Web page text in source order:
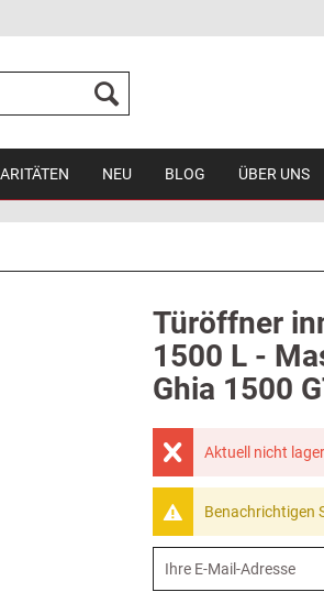
NEU BLOG ÜBER UNS
Türöffner
1500 L -
Ghia 1500
Aktuell nicht
Benachrichtigen